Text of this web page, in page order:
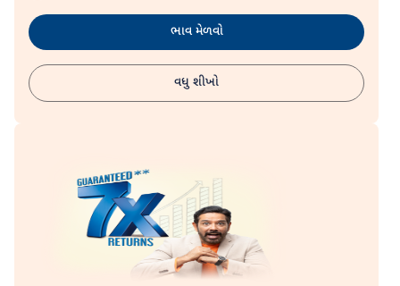
ભાવ મેળવો
વધુ શીખો